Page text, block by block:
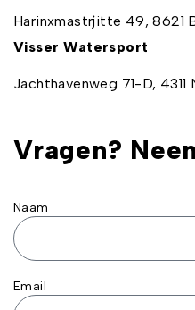
Vragen?
Naam
Email
Harinxmastrjitte 49, 8621
Visser Watersport
Jachthavenweg 71-D, 4311